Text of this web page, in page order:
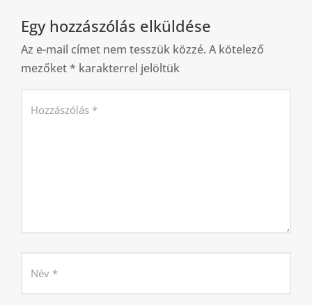
Egy hozzászólás elküldése
Az e-mail címet nem tesszük közzé. A kötelező
mezőket* karakterrel jelöltük